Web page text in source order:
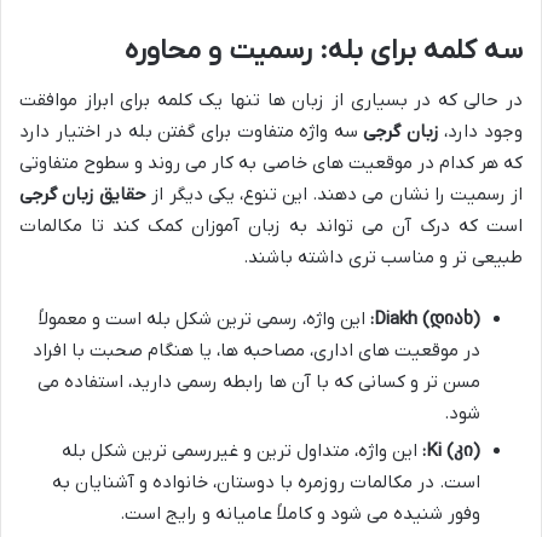
سه کلمه برای بله: رسمیت و محاوره
در حالی که در بسیاری از زبان ها تنها یک کلمه برای ابراز موافقت
وجود دارد، زبان گرجیسه واژه متفاوت برای گفتن بله در اختیار دارد
که هر کدام در موقعیت های خاصی به کار می روند و سطوح متفاوتی
از رسمیت را نشان می دهند. این تنوع، یکی دیگر از حقایق زبان گرجی
است که درک آن می تواند به زبان آموزان کمک کند تا مکالمات
طبیعی تر و مناسب تری داشته باشند.
Diakh (დიახ): این واژه، رسمی ترین شکل بله است و معمولاً
در موقعیت های اداری، مصاحبه ها، یا هنگام صحبت با افراد
مسن تر و کسانی که با آن ها رابطه رسمی دارید، استفاده می
شود.
Ki (კი): این واژه، متداول ترین و غیررسمی ترین شکل بله
است. در مکالمات روزمره با دوستان، خانواده و آشنایان به
وفور شنیده می شود و کاملاً عامیانه و رایج است.